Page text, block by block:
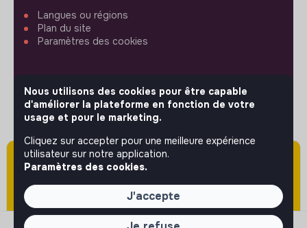
Attention cette annonce a été publiée il y a
plus de 60 jours (le 06/05/2026) et est sans
doute expirée ou non mise à jour.
Langues ou régions
Plan du site
Paramètres des cookies
SUIVEZ-NOUS
© 2026 jobs that makesense.
Nous utilisons des cookies pour être capable
d'améliorer la plateforme en fonction de votre
usage et pour le marketing.
Cliquez sur accepter pour une meilleure expérience
utilisateur sur notre application.
Paramètres des cookies.
J'accepte